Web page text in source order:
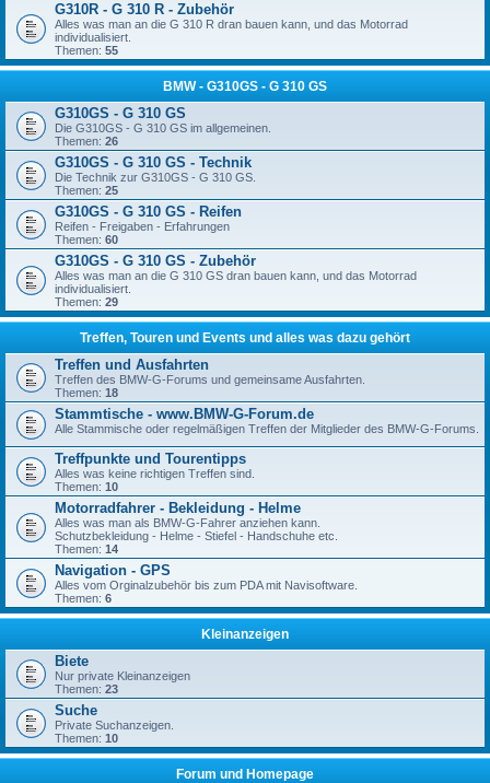
G310R - G 310 R - Zubehör
Alles was man an die G 310 R dran bauen kann, und das Motorrad
individualisiert.
Themen: 55
BMW - G310GS - G 310 GS
G310GS - G 310 GS
Die G310GS - G 310 GS im allgemeinen.
Themen: 26
G310GS - G 310 GS - Technik
Die Technik zur G310GS - G 310 GS.
Themen: 25
G310GS - G 310 GS - Reifen
Reifen - Freigaben - Erfahrungen
Themen: 60
G310GS - G 310 GS - Zubehör
Alles was man an die G 310 GS dran bauen kann, und das Motorrad
individualisiert.
Themen: 29
Treffen, Touren und Events und alles was dazu gehört
Treffen und Ausfahrten
Treffen des BMW-G-Forums und gemeinsame Ausfahrten.
Themen: 18
Stammtische - www.BMW-G-Forum.de
Alle Stammische oder regelmäßigen Treffen der Mitglieder des BMW-G-Forums.
Treffpunkte und Tourentipps
Alles was keine richtigen Treffen sind.
Themen: 10
Motorradfahrer - Bekleidung - Helme
Alles was man als BMW-G-Fahrer anziehen kann.
Schutzbekleidung - Helme - Stiefel - Handschuhe etc.
Themen: 14
Navigation - GPS
Alles vom Orginalzubehör bis zum PDA mit Navisoftware.
Themen: 6
Kleinanzeigen
Biete
Nur private Kleinanzeigen
Themen: 23
Suche
Private Suchanzeigen.
Themen: 10
Forum und Homepage